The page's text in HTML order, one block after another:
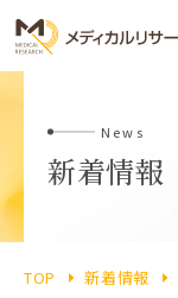
News
新着情報
TOP 新着情報